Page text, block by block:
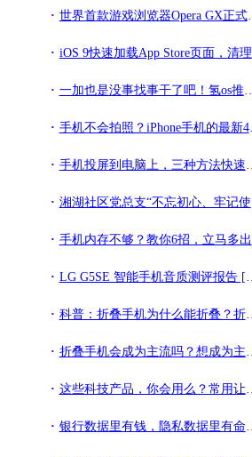
世界首款游戏浏览器Opera GX正式发布：内建Twitch!
iOS 9快速加载App Store页面，清理后台运行程序!
一加也是没事找事干了吧！氢os推出全新一加莹黑™字体!
手机不会拍照？iPhone手机的最新4大拍照技巧，学习一下吧!
手机投屏到电脑上，三种方法快速学会！!
湘湖社区党总支“不忘初心、牢记使命”主题教育之观看爱国影片《我和我的祖国》!
手机内存不够？教你6招，立马多出几个G!
LG G5SE 智能手机音质测评报告 [含HIFI模块] [Soomal]!
科普：折叠手机为什么能折叠？折不坏么？!
折叠手机会成为主流吗？想成为主流还得满足这一点!
这些科技产品，你会用么？常用让你摆脱低头族!
银行数据里有钱，隐私数据里有命，20个你不知道的GDPR知识点？!